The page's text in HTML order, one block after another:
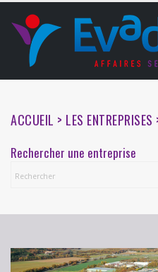
ACCUEIL > LES ENTREPRISES
Rechercher une entreprise